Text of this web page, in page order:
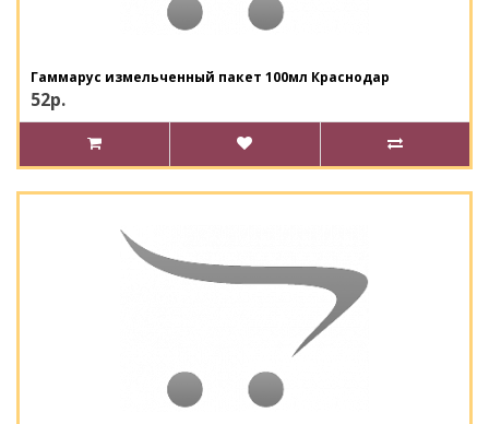
Гаммарус измельченный пакет 100мл Краснодар
52р.